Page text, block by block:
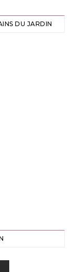
DU JARDIN